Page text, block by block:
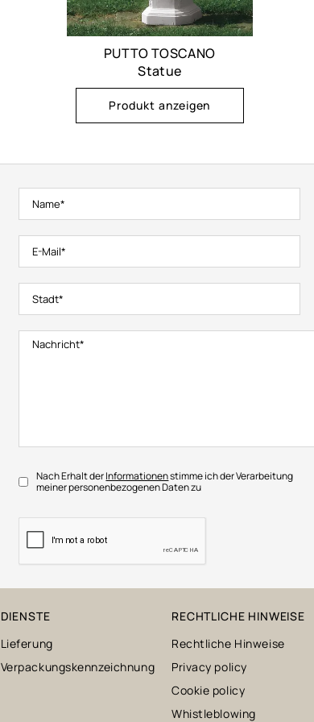
PUTTO TOSCANO
Statue
Produkt anzeigen
Nach Erhalt derInformationenstimme ich der Verarbeitung
meiner personenbezogenen Daten zu
DIENSTE
Lieferung
Verpackungskennzeichnung
RECHTLICHE HINWEISE
Rechtliche Hinweise
Privacy policy
Cookie policy
Whistleblowing